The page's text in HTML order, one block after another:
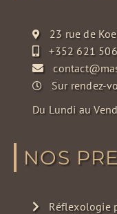
23 rue de
+352 621
Sur rendez-
Du Lundi au
NOS
Réflexologie